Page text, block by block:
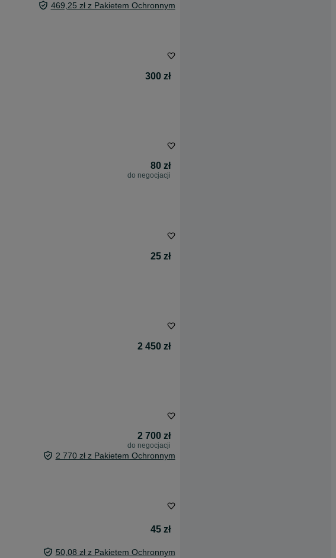
469,25 zł z Pakietem Ochronnym
300 zł
80 zł
do negocjacji
25 zł
2 450 zł
2 700 zł
do negocjacji
2 770 zł z Pakietem Ochronnym
45 zł
50,08 zł z Pakietem Ochronnym